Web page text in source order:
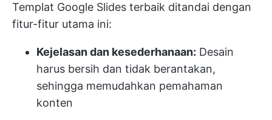
Templat Google Slides terbaik ditandai dengan
fitur-fitur utama ini:
Kejelasan dan kesederhanaan: Desain
harus bersih dan tidak berantakan,
sehingga memudahkan pemahaman
konten